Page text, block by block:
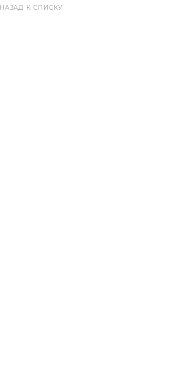
НАЗАД К СПИСКУ